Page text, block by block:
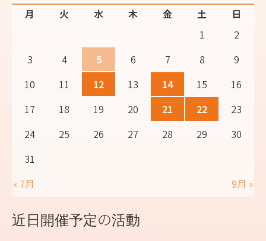
月 火 水 木 金 土
日
1
2
3
4 5 6 7 8
9
10
11 12 13 14 15
16
17
18 19 20 21 22
23
24
25 26 27 28 29
30
31
« 7月
9月 »
近日開催予定の活動